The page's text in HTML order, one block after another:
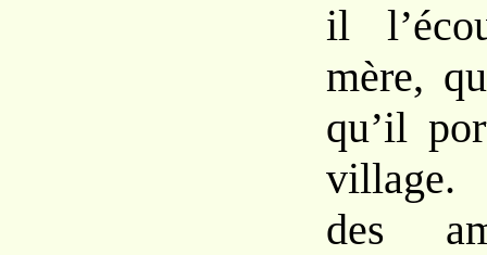
il
mère,
qu’il
village.
des